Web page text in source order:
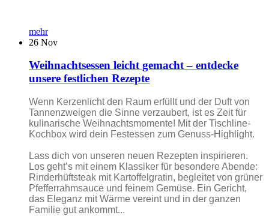
mehr
26 Nov
Weihnachtsessen leicht gemacht – entdecke
unsere festlichen Rezepte
Wenn Kerzenlicht den Raum erfüllt und der Duft von
Tannenzweigen die Sinne verzaubert, ist es Zeit für
kulinarische Weihnachtsmomente! Mit der Tischline-
Kochbox wird dein Festessen zum Genuss-Highlight.
Lass dich von unseren neuen Rezepten inspirieren.
Los geht’s mit einem Klassiker für besondere Abende:
Rinderhüftsteak mit Kartoffelgratin, begleitet von grüner
Pfefferrahmsauce und feinem Gemüse. Ein Gericht,
das Eleganz mit Wärme vereint und in der ganzen
Familie gut ankommt...